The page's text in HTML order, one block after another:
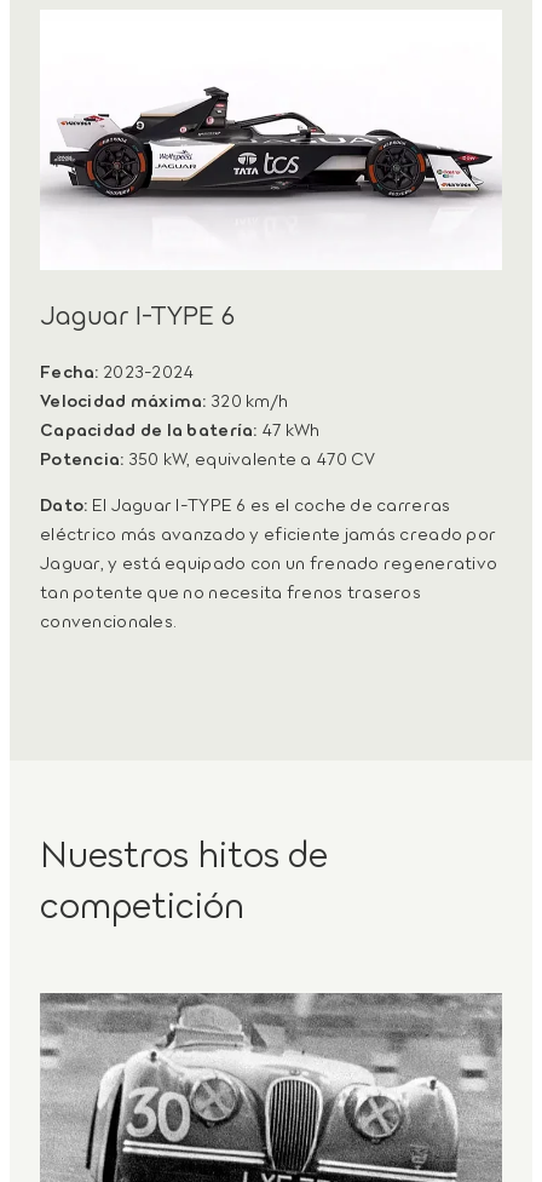
Jaguar I-TYPE 6
Fecha: 2023-2024
Velocidad máxima: 320 km/h
Capacidad de la batería: 47 kWh
Potencia: 350 kW, equivalente a 470 CV
Dato: El Jaguar I-TYPE 6 es el coche de carreras
eléctrico más avanzado y eficiente jamás creado por
Jaguar, y está equipado con un frenado regenerativo
tan potente que no necesita frenos traseros
convencionales.
Nuestros hitos de
competición